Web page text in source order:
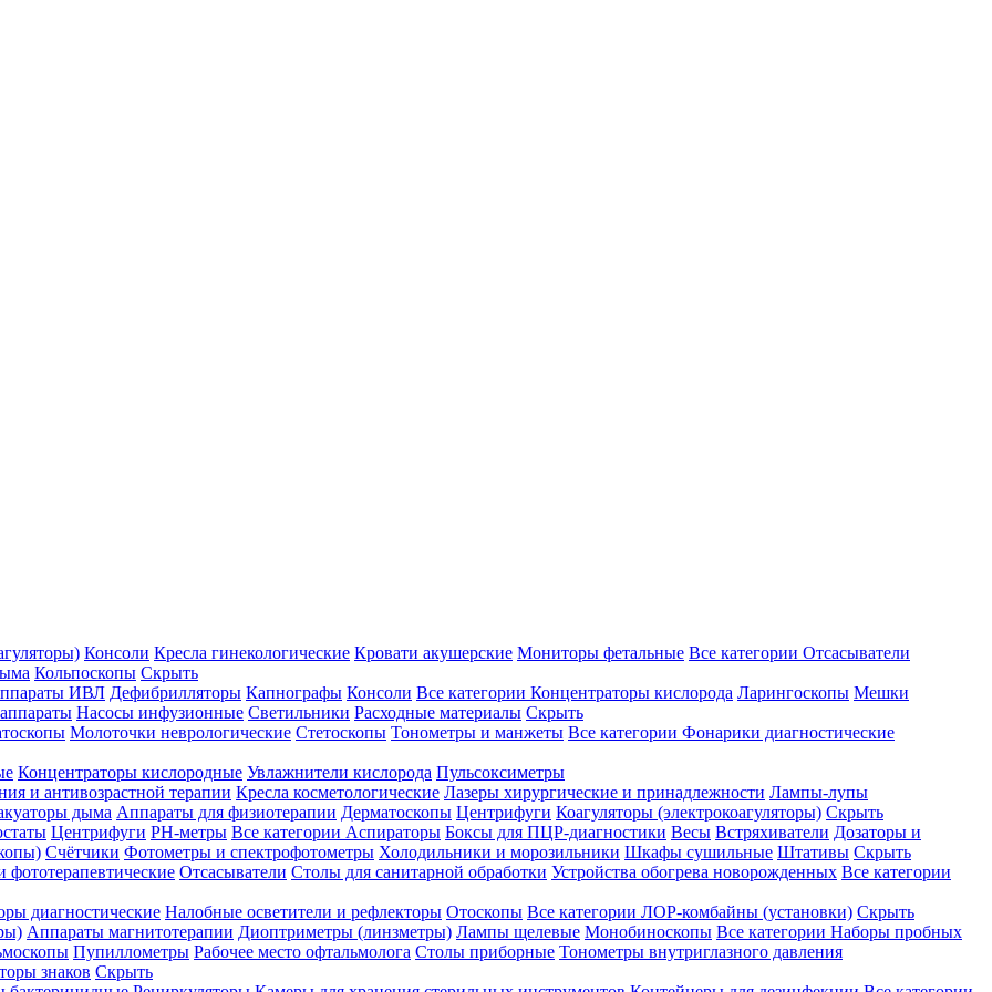
Консоли Кресла гинекологические Кровати акушерские Мониторы фетальные Все категории Отсасыватели
Кольпоскопы Скрыть
ИВЛ Дефибрилляторы Капнографы Консоли Все категории Концентраторы кислорода Ларингоскопы Мешки
Насосы инфузионные Светильники Расходные материалы Скрыть
Молоточки неврологические Стетоскопы Тонометры и манжеты Все категории Фонарики диагностические
Концентраторы кислородные Увлажнители кислорода Пульсоксиметры
и антивозрастной терапии Кресла косметологические Лазеры хирургические и принадлежности Лампы-лупы
дыма Аппараты для физиотерапии Дерматоскопы Центрифуги Коагуляторы (электрокоагуляторы) Скрыть
Центрифуги PH-метры Все категории Аспираторы Боксы для ПЦР-диагностики Весы Встряхиватели Дозаторы и
Счётчики Фотометры и спектрофотометры Холодильники и морозильники Шкафы сушильные Штативы Скрыть
фототерапевтические Отсасыватели Столы для санитарной обработки Устройства обогрева новорожденных Все категории
диагностические Налобные осветители и рефлекторы Отоскопы Все категории ЛОР-комбайны (установки) Скрыть
Аппараты магнитотерапии Диоптриметры (линзметры) Лампы щелевые Монобиноскопы Все категории Наборы пробных
Пупиллометры Рабочее место офтальмолога Столы приборные Тонометры внутриглазного давления
знаков Скрыть